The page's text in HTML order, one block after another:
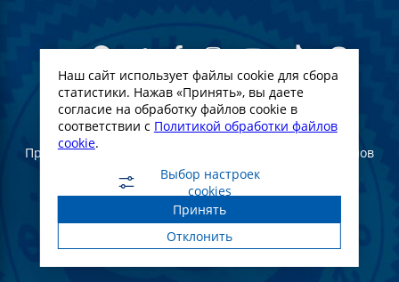
© Футбольный Клуб Динамо-Минск. 2022
При полном или частичном использовании материалов
ссылка на официальный сайт ФК Динамо Минск
обязательна
Создание и продвижение сайта -
WebGroup.PRO
Наш сайт использует файлы cookie для сбора
статистики. Нажав «Принять», вы даете
согласие на обработку файлов cookie в
соответствии с Политикой обработки файлов
cookie.
Выбор настроек
cookies
Принять
Отклонить